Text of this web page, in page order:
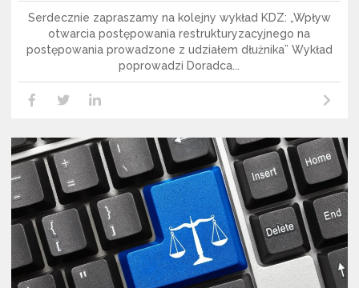
Serdecznie zapraszamy na kolejny wykład KDZ: „Wpływ
otwarcia postępowania restrukturyzacyjnego na
postępowania prowadzone z udziałem dłużnika” Wykład
poprowadzi Doradca...